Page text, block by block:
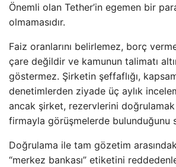
Önemli olan Tether’in egemen bir
olmamasıdır.
Faiz oranlarını belirlemez, borç
çare değildir ve kamunun talimatı
göstermez. Şirketin şeffaflığı,
denetimlerden ziyade üç aylık
ancak şirket, rezervlerini
firmayla görüşmelerde bulunduğunu
Doğrulama ile tam gözetim
“merkez bankası” etiketini